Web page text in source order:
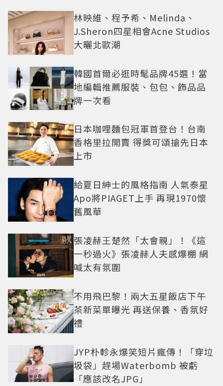
林映維、程予希、Melinda、
J.Sheron四星相會Acne Studios
大曬北歐潮
韓國首爾必逛時髦品牌45選！當
地編輯推薦服裝、包包、飾品品
牌一次看
日本咖哩麵包冠軍首登台！台南
香格里拉開賣 得獎可頌搶先日本
上市
給夏日紳士的風格指南 人氣泰星
Apo將PIAGET上手 再現1970懷
舊風華
張凌赫王楚然「太會親」！《這
一秒過火》張凌赫人夫感爆棚 網
喊太有氛圍
不用飛巴黎！兩大五星飯店下午
茶新菜單曝光 再送保養、香氛好
禮
JYP朴軫永爆笑短片瘋傳！「穿垃
圾袋」趕場Waterbomb 被虧
「應該改名JPG」